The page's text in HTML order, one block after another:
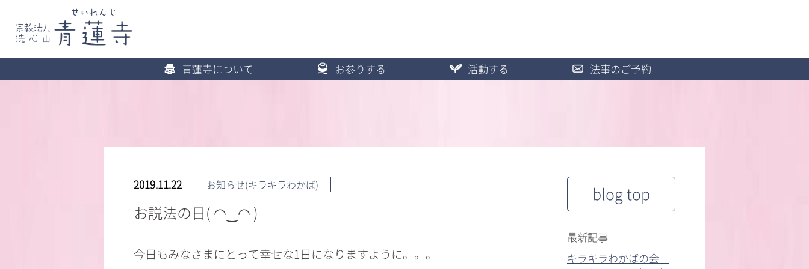
青蓮寺について お参りする 活動する 法事のご予約
2019.11.22 お知らせ(キラキラわかば)
お説法の日( ◠‿◠ )
今日もみなさまにとって幸せな1日になりますように。。。
blog top
最新記事
キラキラわかばの会